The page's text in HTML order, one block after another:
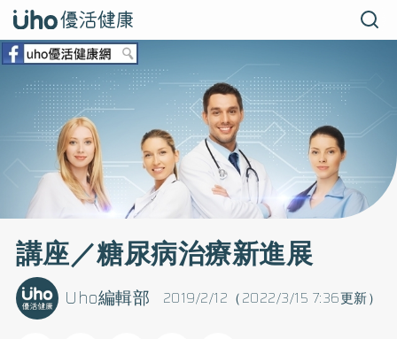
講座／糖尿病治療新進展
2019/2/12（2022/3/15 7:36更新）
Uho編輯部